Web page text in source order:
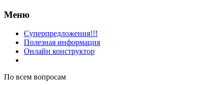
Меню
Суперпредложения!!!
Полезная информация
Онлайн конструктор
По всем вопросам